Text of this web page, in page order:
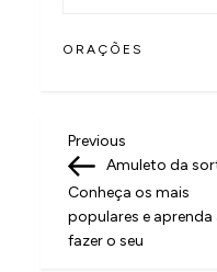
ORAÇÕES
N
a
v
e
Previous
Post
Previous
Amuleto da
Conheça os mais
populares e aprenda
fazer o seu